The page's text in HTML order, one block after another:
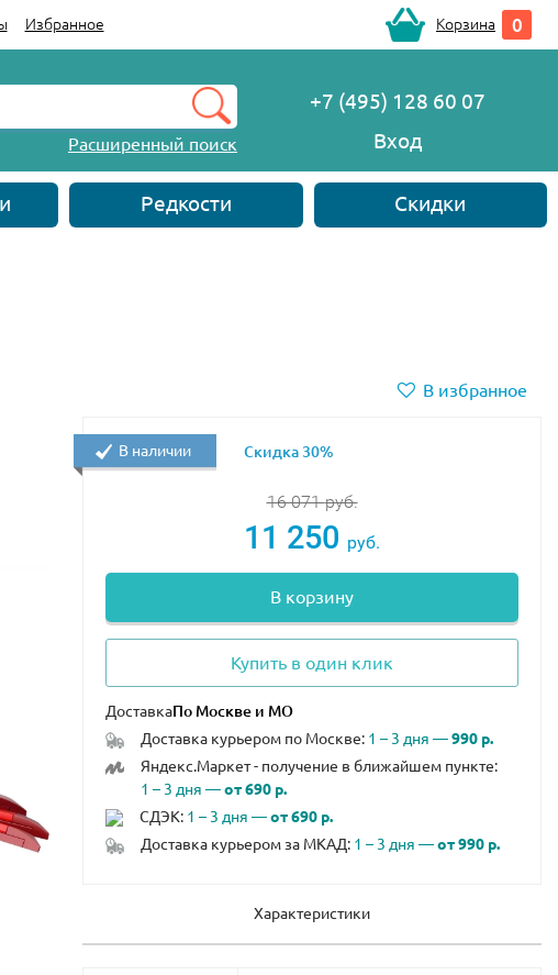
Избранное Корзина 0
Расширенный поиск
+7 (495) 128 60 07
Вход
Редкости Скидки
В избранное
16 071руб.
11 250 руб.
В корзину
Купить в один клик
Доставка
Доставка курьером по Москве: 1 – 3 дня —990 р.
Яндекс.Маркет - получение в ближайшем пункте:
1 – 3 дня —от 690 р.
СДЭК: 1 – 3 дня —от 690 р.
Доставка курьером за МКАД: 1 – 3 дня —от 990 р.
В наличии Скидка 30%
Характеристики